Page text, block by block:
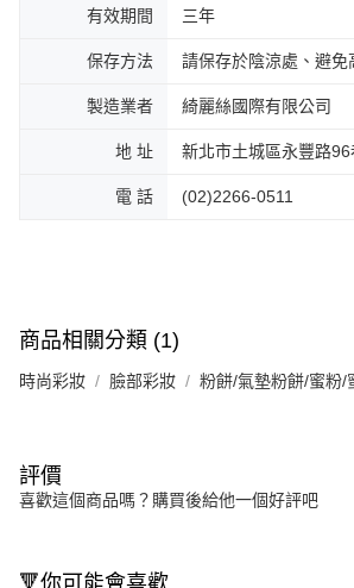
有效期間 三年
保存方法 請保存於陰涼處、避免
製造業者 綺麗絲國際有限公司
地 址 新北市土城區永豐路
電 話 (02)2266-0511
商品相關分類 (1)
時尚彩妝 臉部彩妝 粉餅/氣墊粉餅/蜜粉/
評價
喜歡這個商品嗎？購買後給他一個好評吧
🔻你可能會喜歡